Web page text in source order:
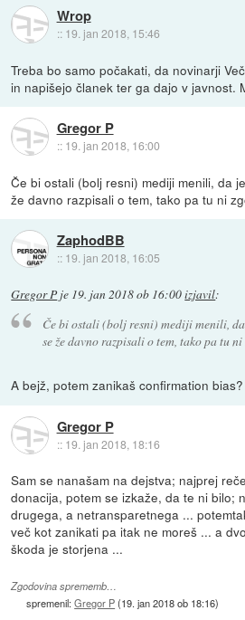
Wrop
:: 19. jan 2018, 15:46
Treba bo samo počakati, da novinarji
in napišejo članek ter ga dajo v javnost.
Gregor P
:: 19. jan 2018, 16:00
Če bi ostali (bolj resni) mediji menili, da
že davno razpisali o tem, tako pa tu ni
ZaphodBB
:: 19. jan 2018, 16:05
Gregor P je 19. jan 2018 ob 16:00izjavil:
Če bi ostali (bolj resni) mediji menili,
se že davno razpisali o tem, tako pa tu ni
A bejž, potem zanikaš confirmation bias?
Gregor P
:: 19. jan 2018, 18:16
Sam se nanašam na dejstva; najprej
donacija, potem se izkaže, da te ni bilo;
drugega, a netransparetnega ...
več kot zanikati pa itak ne moreš ... a
škoda je storjena ...
Zgodovina sprememb…
spremenil:Gregor P(19. jan 2018 ob 18:16)